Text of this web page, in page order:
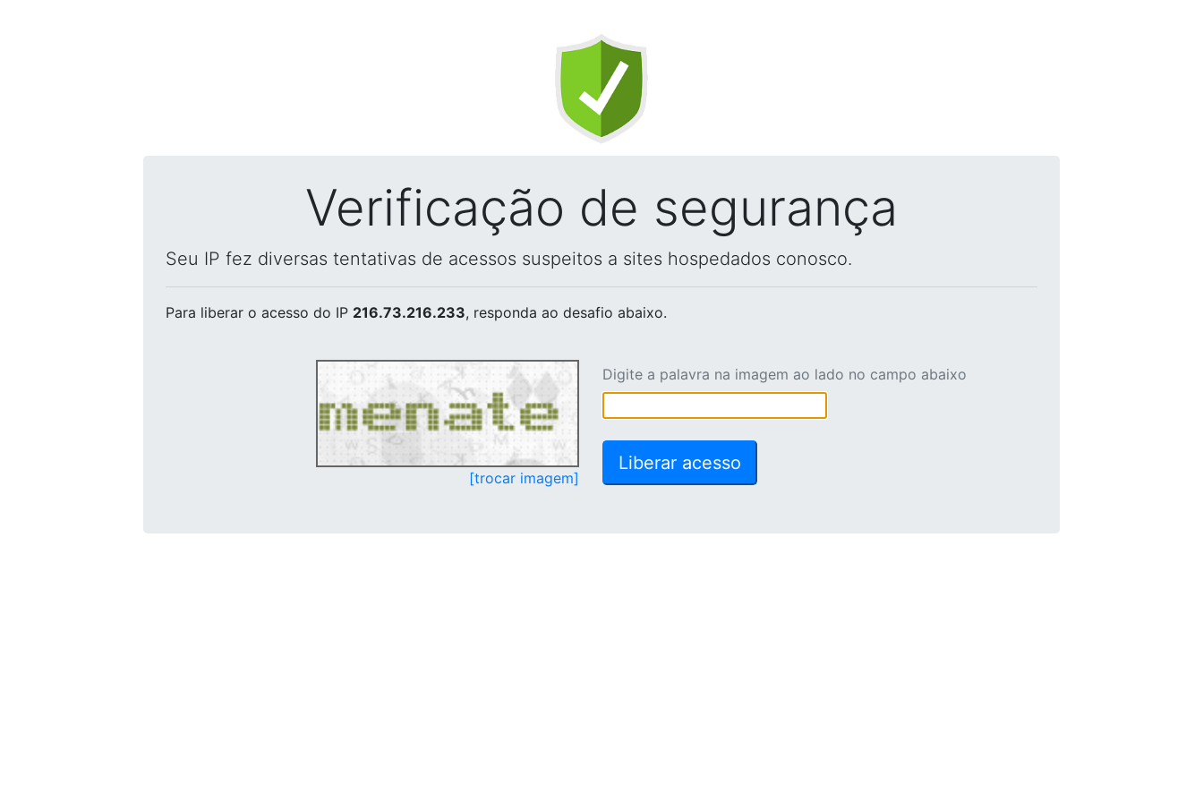
Verificação de segurança
Seu IP fez diversas tentativas de acessos suspeitos a sites hospedados conosco.
Para liberar o acesso do IP 216.73.216.233, responda ao desafio abaixo.
[trocar imagem]
Digite a palavra na imagem ao lado no campo abaixo